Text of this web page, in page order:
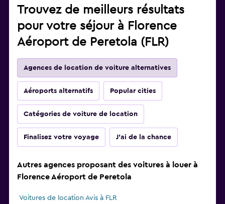
Trouvez de meilleurs résultats
pour votre séjour à Florence
Aéroport de Peretola (FLR)
Agences de location de voiture alternatives
Aéroports alternatifs Popular cities
Catégories de voiture de location
Finalisez votre voyage J'ai de la chance
Autres agences proposant des voitures à louer à
Florence Aéroport de Peretola
Voitures de location Avis à FLR